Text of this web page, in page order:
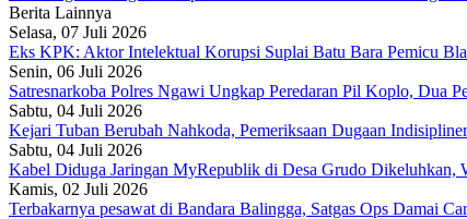
Berita Lainnya
Selasa, 07 Juli 2026
Eks KPK: Aktor Intelektual Korupsi Suplai Batu Bara Pemicu
Senin, 06 Juli 2026
Satresnarkoba Polres Ngawi Ungkap Peredaran Pil Koplo, Dua
Sabtu, 04 Juli 2026
Kejari Tuban Berubah Nahkoda, Pemeriksaan Dugaan
Sabtu, 04 Juli 2026
Kabel Diduga Jaringan MyRepublik di Desa Grudo Dikeluhkan,
Kamis, 02 Juli 2026
Terbakarnya pesawat di Bandara Balingga, Satgas Ops Damai